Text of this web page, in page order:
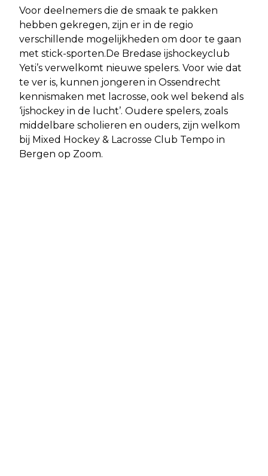
Voor deelnemers die de smaak te pakken
hebben gekregen, zijn er in de regio
verschillende mogelijkheden om door te gaan
met stick-sporten.De Bredase ijshockeyclub
Yeti’s verwelkomt nieuwe spelers. Voor wie dat
te ver is, kunnen jongeren in Ossendrecht
kennismaken met lacrosse, ook wel bekend als
‘ijshockey in de lucht’. Oudere spelers, zoals
middelbare scholieren en ouders, zijn welkom
bij Mixed Hockey & Lacrosse Club Tempo in
Bergen op Zoom.